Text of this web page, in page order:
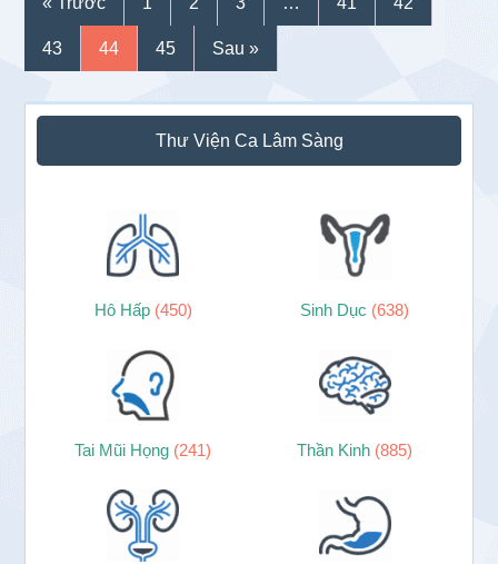
43 44 45 Sau »
Sidebar
chính
Thư Viện Ca Lâm Sàng
Hô Hấp (450) Sinh Dục (638)
Tai Mũi Họng (241) Thần Kinh (885)